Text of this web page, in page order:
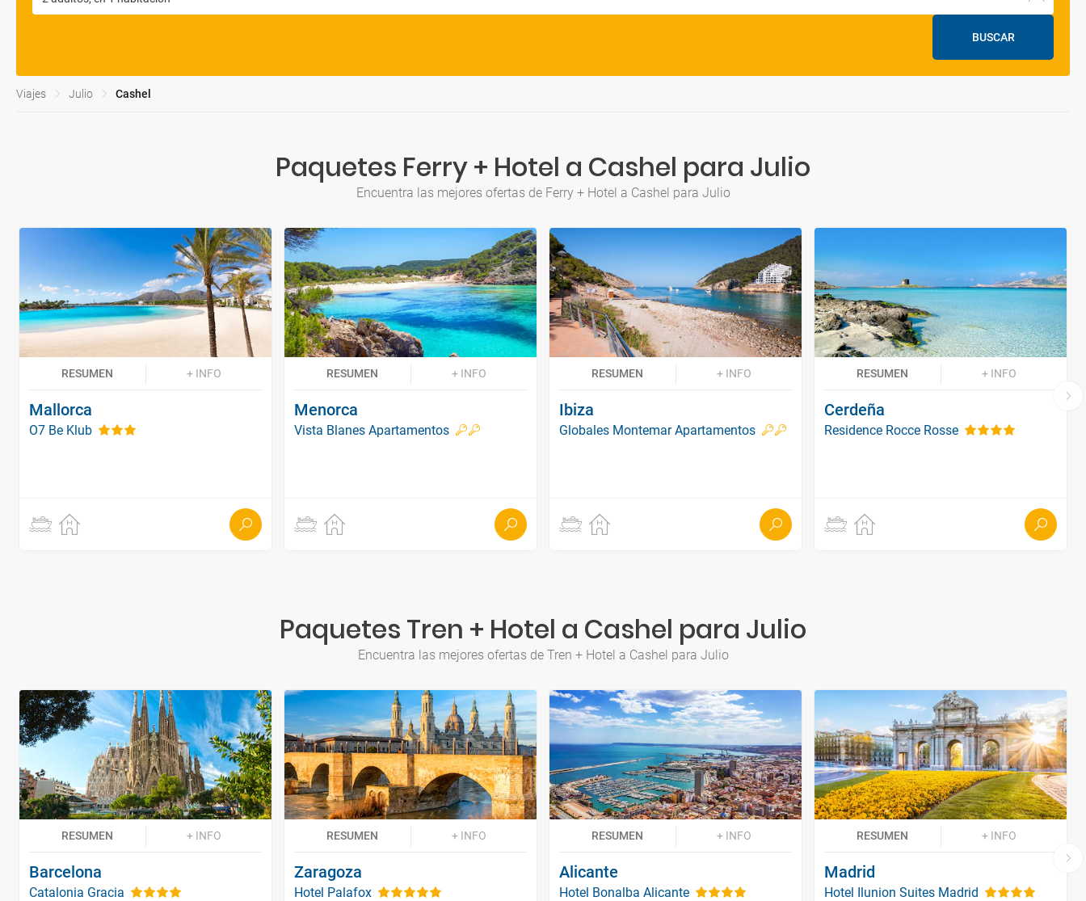
BUSCAR
Viajes Julio Cashel
Paquetes Ferry + Hotel a Cashel para Julio
Encuentra las mejores ofertas de Ferry + Hotel a Cashel para Julio
RESUMEN + INFO
Mallorca
O7 Be Klub
RESUMEN + INFO
Menorca
Vista Blanes Apartamentos
RESUMEN + INFO
Ibiza
Globales Montemar Apartamentos
RESUMEN + INFO
Cerdeña
Residence Rocce Rosse
Paquetes Tren + Hotel a Cashel para Julio
Encuentra las mejores ofertas de Tren + Hotel a Cashel para Julio
RESUMEN + INFO
Barcelona
Catalonia Gracia
RESUMEN + INFO
Zaragoza
Hotel Palafox
RESUMEN + INFO
Alicante
Hotel Bonalba Alicante
RESUMEN + INFO
Madrid
Hotel Ilunion Suites Madrid